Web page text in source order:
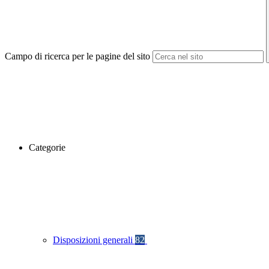
Campo di ricerca per le pagine del sito
Categorie
Disposizioni generali 82